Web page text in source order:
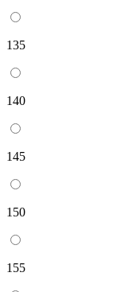
135
140
145
150
155